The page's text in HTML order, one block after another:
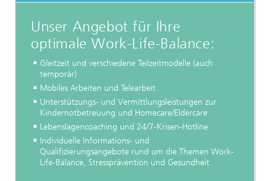
Unser Angebot für Ihre
optimale Work-Life-Balance:
Gleitzeit und verschiedene Teilzeitmodelle (auch
temporär)
Mobiles Arbeiten und Telearbeit
Unterstützungs- und Vermittlungsleistungen zur
Kindernotbetreuung und Homecare/Eldercare
Lebenslagencoaching und 24/7-Krisen-Hotline
Individuelle Informations- und
Qualifizierungsangebote rund um die Themen Work-
Life-Balance, Stressprävention und Gesundheit